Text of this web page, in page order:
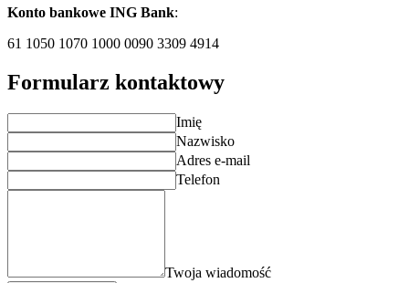
Konto bankowe ING Bank:
61 1050 1070 1000 0090 3309 4914
Formularz kontaktowy
Imię
Nazwisko
Adres e-mail
Telefon
Twoja wiadomość